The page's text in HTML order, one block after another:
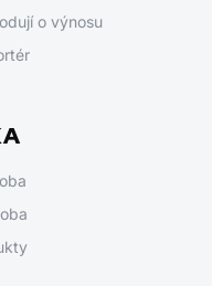
o výnosu